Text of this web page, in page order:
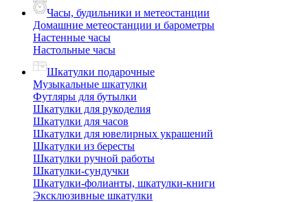
Часы, будильники и метеостанции
Домашние метеостанции и барометры
Настенные часы
Настольные часы
Шкатулки подарочные
Музыкальные шкатулки
Футляры для бутылки
Шкатулки для рукоделия
Шкатулки для часов
Шкатулки для ювелирных украшений
Шкатулки из бересты
Шкатулки ручной работы
Шкатулки-сундучки
Шкатулки-фолианты, шкатулки-книги
Эксклюзивные шкатулки